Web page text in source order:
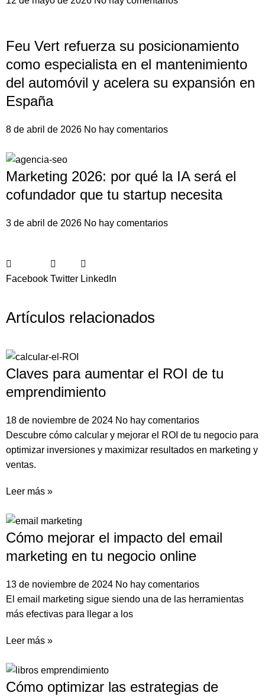
Feu Vert refuerza su posicionamiento
como especialista en el mantenimiento
del automóvil y acelera su expansión en
España
8 de abril de 2026 No hay comentarios
Marketing 2026: por qué la IA será el
cofundador que tu startup necesita
3 de abril de 2026 No hay comentarios
Facebook Twitter LinkedIn
Artículos relacionados
Claves para aumentar el ROI de tu
emprendimiento
18 de noviembre de 2024 No hay comentarios
Descubre cómo calcular y mejorar el ROI de tu negocio para
optimizar inversiones y maximizar resultados en marketing y
ventas.
Leer más »
Cómo mejorar el impacto del email
marketing en tu negocio online
13 de noviembre de 2024 No hay comentarios
El email marketing sigue siendo una de las herramientas
más efectivas para llegar a los
Leer más »
Cómo optimizar las estrategias de